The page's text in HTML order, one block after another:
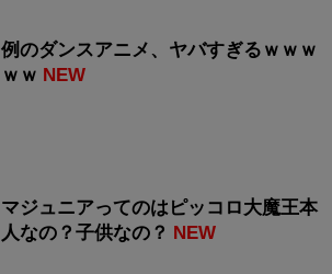
例のダンスアニメ、ヤバすぎるｗｗｗ
ｗｗ NEW
マジュニアってのはピッコロ大魔王本
人なの？子供なの？ NEW